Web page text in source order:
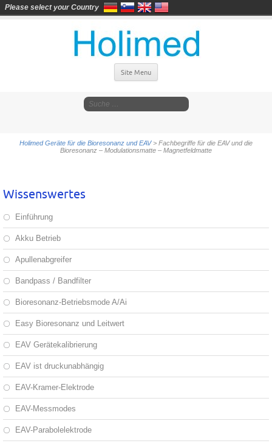
Site Menu
Holimed Geräte für die Bioresonanz und EAV> Fachbegriffe für die EAV und die
Bioresonanz – Modulationsmatte – Magnetfeldmatte
Wissenswertes
Einführung
Akku Betrieb
Apullenabgreifer
Bandpass / Bandfilter
Bioresonanz-Betriebsmode A/Ai
Easy Bioresonanz und Leitwert
EAV Gerätekalibrierung
EAV ist druckunabhängig
EAV-Kramer-Elektrode
EAV-Messmodes
EAV-Parabolelektrode
Please select your Country